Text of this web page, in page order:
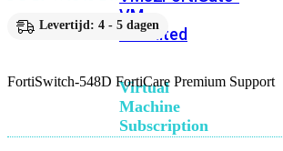
VM
Unlimited
Virtual
Machine
Subscription
Levertijd: 4 - 5 dagen
FortiSwitch-548D FortiCare Premium Support